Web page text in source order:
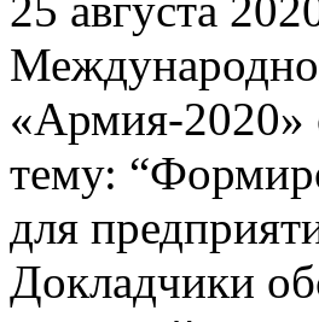
«Армия-2020»
тему:
для
Докладчики